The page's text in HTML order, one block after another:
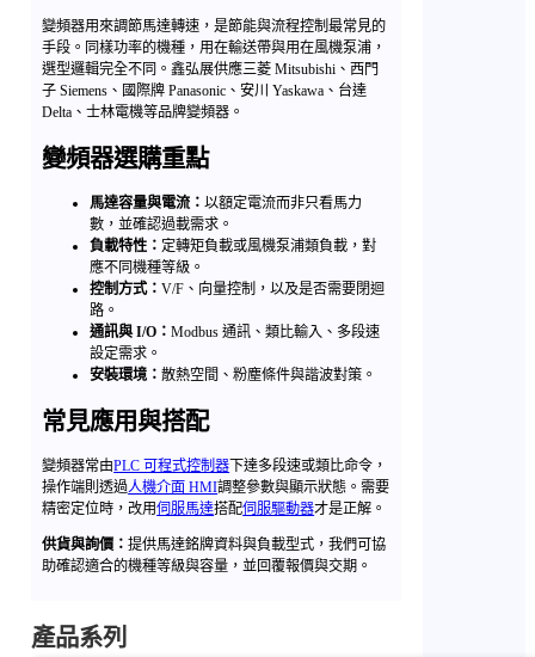
變頻器用來調節馬達轉速，是節能與流程控制最常見的
手段。同樣功率的機種，用在輸送帶與用在風機泵浦，
選型邏輯完全不同。鑫弘展供應三菱 Mitsubishi、西門
子 Siemens、國際牌 Panasonic、安川 Yaskawa、台達
Delta、士林電機等品牌變頻器。
變頻器選購重點
馬達容量與電流：以額定電流而非只看馬力
數，並確認過載需求。
負載特性： 定轉矩負載或風機泵浦類負載，對
應不同機種等級。
控制方式：V/F、向量控制，以及是否需要閉迴
路。
通訊與 I/O：Modbus 通訊、類比輸入、多段速
設定需求。
安裝環境：散熱空間、粉塵條件與諧波對策。
常見應用與搭配
變頻器常由PLC 可程式控制器下達多段速或類比命令，
操作端則透過人機介面 HMI調整參數與顯示狀態。需要
精密定位時，改用伺服馬達搭配伺服驅動器才是正解。
供貨與詢價：提供馬達銘牌資料與負載型式，我們可協
助確認適合的機種等級與容量，並回覆報價與交期。
產品系列